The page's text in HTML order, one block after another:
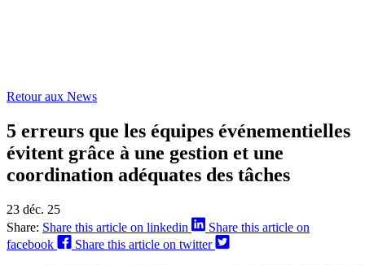
Retour aux News
5 erreurs que les équipes événementielles
évitent grâce à une gestion et une
coordination adéquates des tâches
23 déc. 25
Share: Share this article on linkedin
Share this article on
facebook
Share this article on twitter